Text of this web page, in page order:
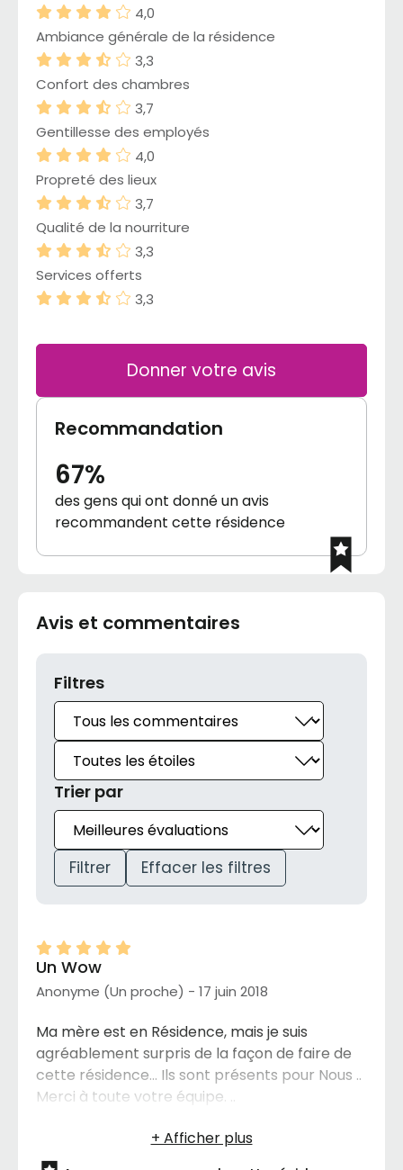
4,0
Ambiance générale de la résidence
3,3
Confort des chambres
3,7
Gentillesse des employés
4,0
Propreté des lieux
3,7
Qualité de la nourriture
3,3
Services offerts
3,3
Donner votre avis
Recommandation
67%
des gens qui ont donné un avis
recommandent cette résidence
Avis et commentaires
Filtres
Trier par
Filtrer Effacer les filtres
Un Wow
Anonyme (Un proche) - 17 juin 2018
Ma mère est en Résidence, mais je suis
agréablement surpris de la façon de faire de
cette résidence... Ils sont présents pour Nous ..
Merci à toute votre équipe. ..